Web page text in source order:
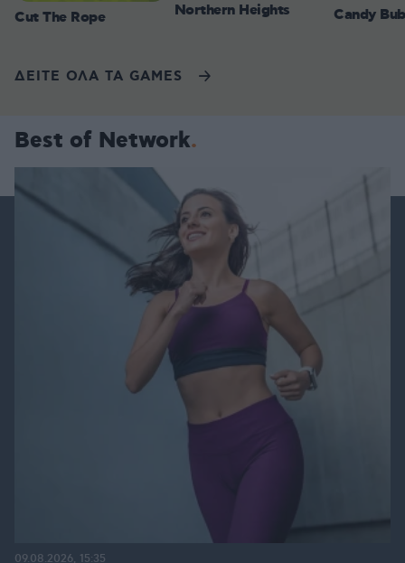
Cut The Rope Northern Heights Candy
ΔΕΙΤΕ ΟΛΑ ΤΑ GAMES
Best of Network
09.08.2026, 15:35